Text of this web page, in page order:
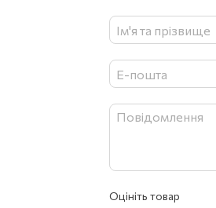
Оцініть товар